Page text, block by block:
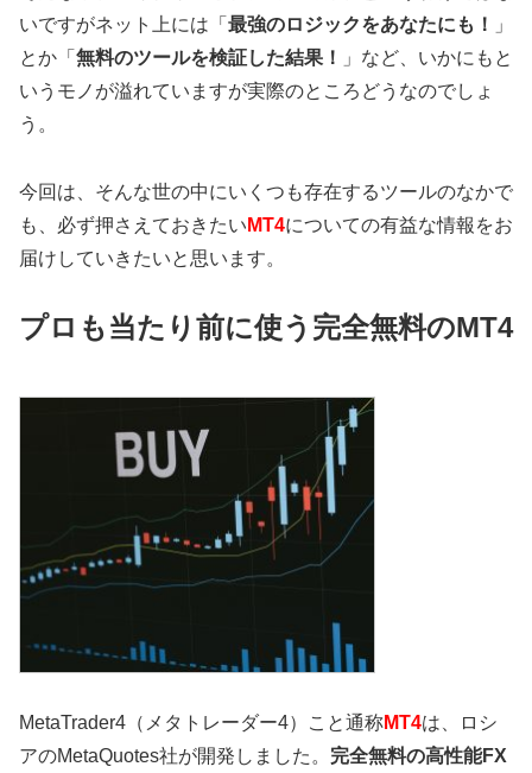
いですがネット上には「 最強のロジックをあなたにも！
」
とか「 無料のツールを検証した結果！
」など、いかにもと
いうモノが溢れていますが実際のところどうなのでしょ
う。
今回は、そんな世の中にいくつも存在するツールのなかで
も、必ず押さえておきたい MT4についての有益な情報をお
届けしていきたいと思います。
プロも当たり前に使う完全無料のMT4
MetaTrader4（メタトレーダー4）こと通称MT4は、ロシ
アのMetaQuotes社が開発しました。 完全無料の高性能FX